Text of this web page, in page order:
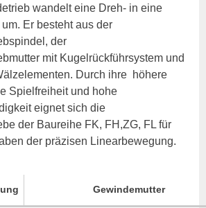
wandelt eine Dreh- in eine
Er besteht aus der
der
mit Kugelrückführsystem und
Durch ihre höhere
Spielfreiheit und hohe
eignet sich die
der Baureihe FK, FH,ZG, FL für
der präzisen Linearbewegung.
Gewindemutter